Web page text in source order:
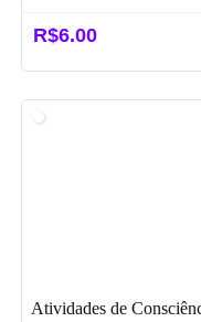
R$6.00
Atividades de